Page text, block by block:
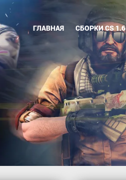
ГЛАВНАЯ СБОРКИ CS 1.6